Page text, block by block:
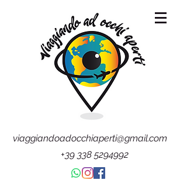
viaggiandoadocchiaperti@gmail.com
+39 338 5294992